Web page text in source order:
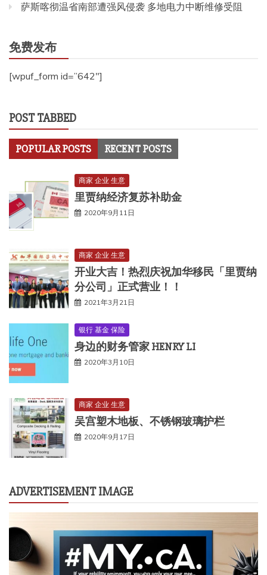
萨斯喀彻温省南部遭强风侵袭 多地电力中断维修受阻
免费发布
[wpuf_form id=”642″]
POST TABBED
POPULAR POSTS RECENT POSTS
商家 企业 生意
里贾纳经济复苏补助金
2020年9月11日
商家 企业 生意
开业大吉！热烈庆祝加华移民「里贾纳
分公司」正式营业！！
2021年3月21日
银行 基金 保险
身边的财务管家 HENRY LI
2020年3月10日
商家 企业 生意
吴宫塑木地板、不锈钢玻璃护栏
2020年9月17日
ADVERTISEMENT IMAGE